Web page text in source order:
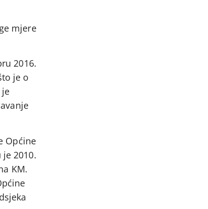
mjere
2016.
je o
je
Općine
2010.
KM.